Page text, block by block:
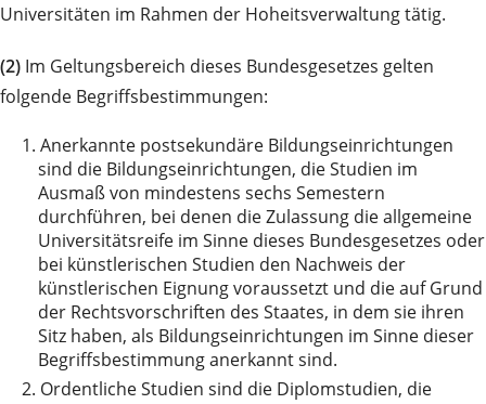
Universitäten im Rahmen der Hoheitsverwaltung tätig.
(2) Im Geltungsbereich dieses Bundesgesetzes gelten
folgende Begriffsbestimmungen:
1. Anerkannte postsekundäre Bildungseinrichtungen
sind die Bildungseinrichtungen, die Studien im
Ausmaß von mindestens sechs Semestern
durchführen, bei denen die Zulassung die allgemeine
Universitätsreife im Sinne dieses Bundesgesetzes oder
bei künstlerischen Studien den Nachweis der
künstlerischen Eignung voraussetzt und die auf Grund
der Rechtsvorschriften des Staates, in dem sie ihren
Sitz haben, als Bildungseinrichtungen im Sinne dieser
Begriffsbestimmung anerkannt sind.
2. Ordentliche Studien sind die Diplomstudien, die